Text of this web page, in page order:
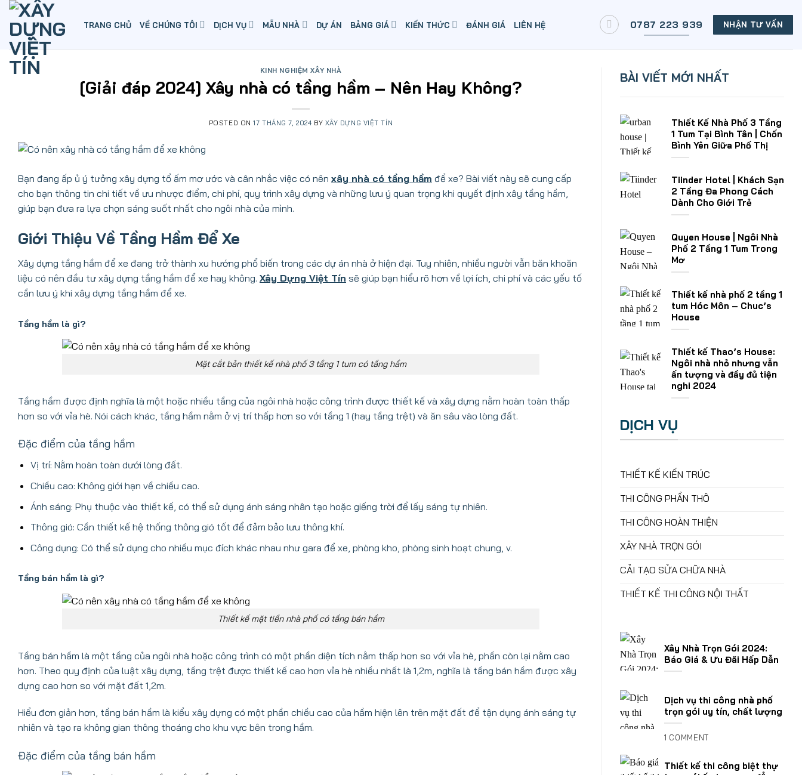
Skip
content
TRANG CHỦ VỀ CHÚNG TÔI DỊCH VỤ MẪU NHÀ DỰ ÁN BẢNG GIÁ KIẾN THỨC ĐÁNH GIÁ LIÊN HỆ 0787 223 939 NHẬN TƯ VẤN
KINH NGHIỆM XÂY NHÀ
[Giải đáp 2024] Xây nhà có tầng hầm – Nên Hay Không?
POSTED ON17 THÁNG 7, 2024 BY XÂY DỰNG VIỆT TÍN
Bạn đang ấp ủ ý tưởng xây dựng tổ ấm mơ ước và cân nhắc việc có nên xây nhà có tầng hầm để xe? Bài viết này sẽ cung cấp
cho bạn thông tin chi tiết về ưu nhược điểm, chi phí, quy trình xây dựng và những lưu ý quan trọng khi quyết định xây tầng hầm,
giúp bạn đưa ra lựa chọn sáng suốt nhất cho ngôi nhà của mình.
Giới Thiệu Về Tầng Hầm Để Xe
Xây dựng tầng hầm để xe đang trở thành xu hướng phổ biến trong các dự án nhà ở hiện đại. Tuy nhiên, nhiều người vẫn băn khoăn
liệu có nên đầu tư xây dựng tầng hầm để xe hay không. Xây Dựng Việt Tín sẽ giúp bạn hiểu rõ hơn về lợi ích, chi phí và các yếu tố
cần lưu ý khi xây dựng tầng hầm để xe.
Tầng hầm là gì?
Mặt cắt bản thiết kế nhà phố 3 tầng 1 tum có tầng hầm
Tầng hầm được định nghĩa là một hoặc nhiều tầng của ngôi nhà hoặc công trình được thiết kế và xây dựng nằm hoàn toàn thấp
hơn so với vỉa hè. Nói cách khác, tầng hầm nằm ở vị trí thấp hơn so với tầng 1 (hay tầng trệt) và ăn sâu vào lòng đất.
Đặc điểm của tầng hầm
Vị trí: Nằm hoàn toàn dưới lòng đất.
Chiều cao: Không giới hạn về chiều cao.
Ánh sáng: Phụ thuộc vào thiết kế, có thể sử dụng ánh sáng nhân tạo hoặc giếng trời để lấy sáng tự nhiên.
Thông gió: Cần thiết kế hệ thống thông gió tốt để đảm bảo lưu thông khí.
Công dụng: Có thể sử dụng cho nhiều mục đích khác nhau như gara để xe, phòng kho, phòng sinh hoạt chung, v.
Tầng bán hầm là gì?
Thiết kế mặt tiền nhà phố có tầng bán hầm
Tầng bán hầm là một tầng của ngôi nhà hoặc công trình có một phần diện tích nằm thấp hơn so với vỉa hè, phần còn lại nằm cao
hơn. Theo quy định của luật xây dựng, tầng trệt được thiết kế cao hơn vỉa hè nhiều nhất là 1,2m, nghĩa là tầng bán hầm được xây
dựng cao hơn so với mặt đất 1,2m.
Hiểu đơn giản hơn, tầng bán hầm là kiểu xây dựng có một phần chiều cao của hầm hiện lên trên mặt đất để tận dụng ánh sáng tự
nhiên và tạo ra không gian thông thoáng cho khu vực bên trong hầm.
Đặc điểm của tầng bán hầm
BÀI VIẾT MỚI NHẤT
Thiết Kế Nhà Phố 3 Tầng
1 Tum Tại Bình Tân | Chốn
Bình Yên Giữa Phố Thị
Tiinder Hotel | Khách Sạn
2 Tầng Đa Phong Cách
Dành Cho Giới Trẻ
Quyen House | Ngôi Nhà
Phố 2 Tầng 1 Tum Trong
Mơ
Thiết kế nhà phố 2 tầng 1
tum Hóc Môn – Chuc’s
House
Thiết kế Thao’s House:
Ngôi nhà nhỏ nhưng vẫn
ấn tượng và đầy đủ tiện
nghi 2024
DỊCH VỤ
THIẾT KẾ KIẾN TRÚC
THI CÔNG PHẦN THÔ
THI CÔNG HOÀN THIỆN
XÂY NHÀ TRỌN GÓI
CẢI TẠO SỬA CHỮA NHÀ
THIẾT KẾ THI CÔNG NỘI THẤT
Xây Nhà Trọn Gói 2024:
Báo Giá & Ưu Đãi Hấp Dẫn
Dịch vụ thi công nhà phố
trọn gói uy tín, chất lượng
1 COMMENT
Thiết kế thi công biệt thự